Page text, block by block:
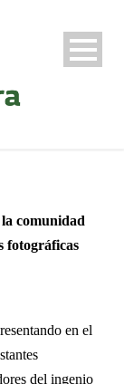
comunidad
fotográficas
en el
del ingenio